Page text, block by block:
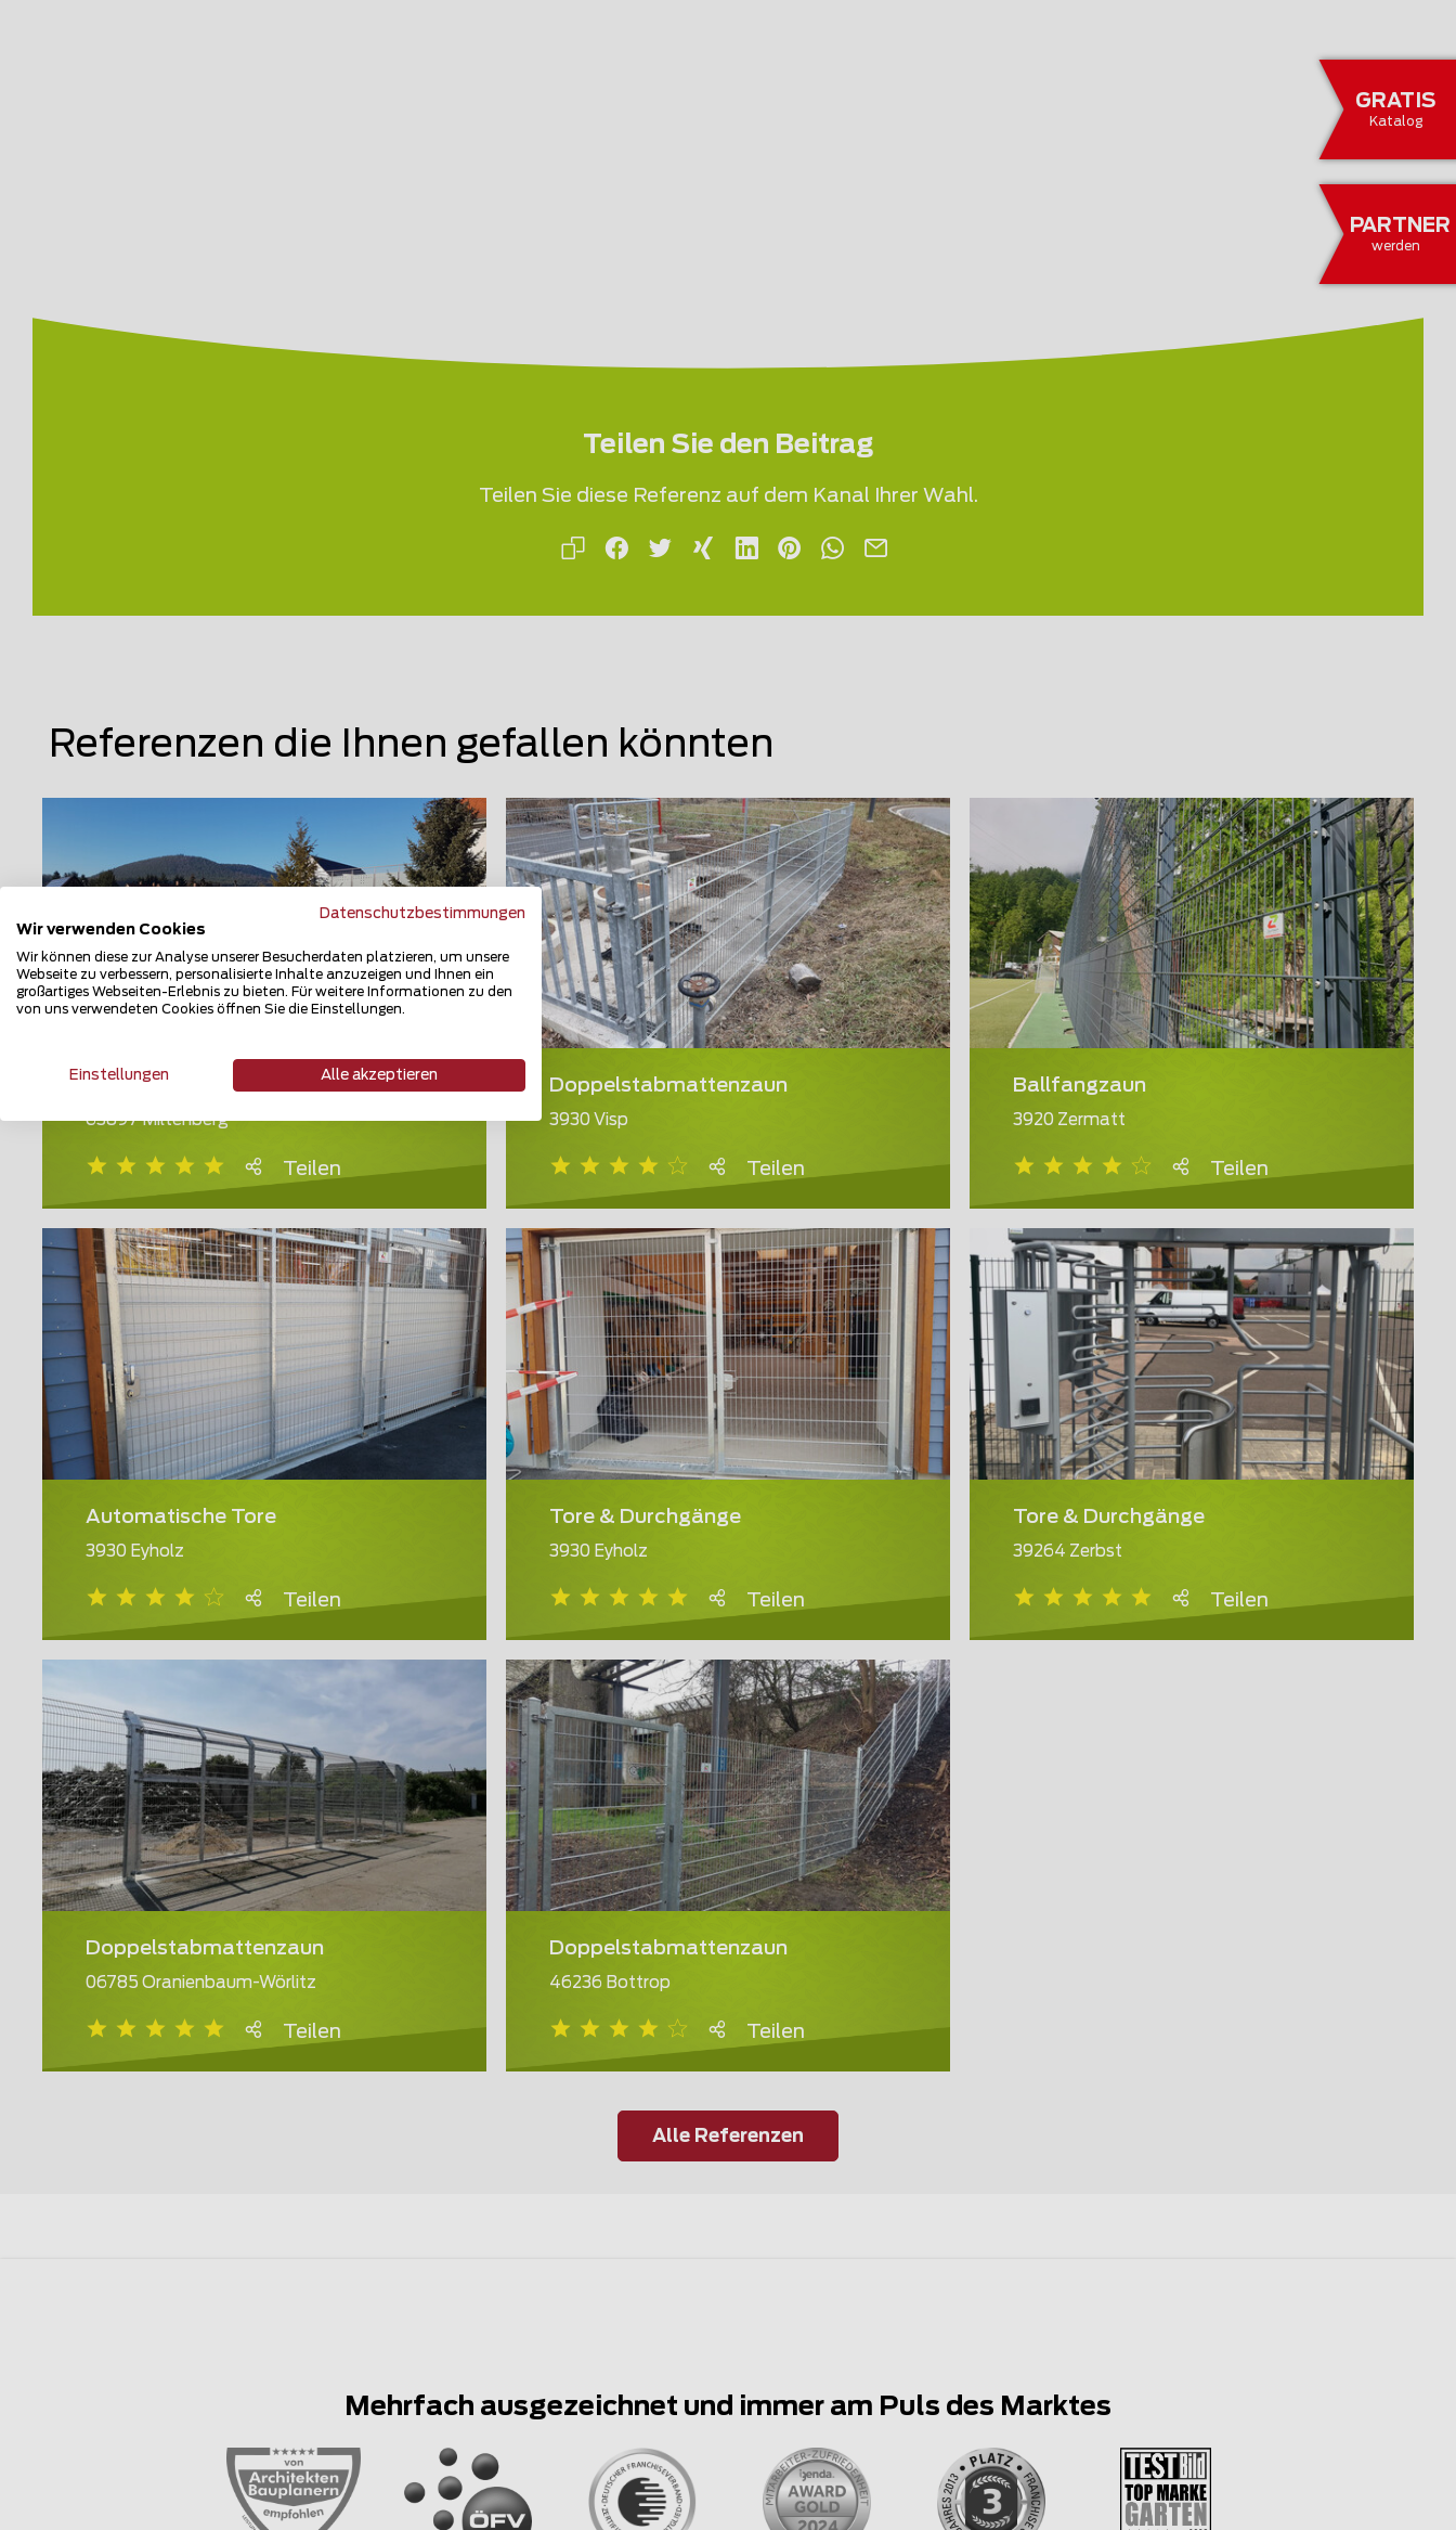
GRATIS
Katalog
PARTNER
werden
Teilen Sie den Beitrag
Teilen Sie diese Referenz auf dem Kanal Ihrer Wahl.
Referenzen die Ihnen gefallen könnten
Gabionen Steinkörbe
63897 Miltenberg
Teilen
Doppelstabmattenzaun
3930 Visp
Teilen
Ballfangzaun
3920 Zermatt
Teilen
Automatische Tore
3930 Eyholz
Teilen
Tore & Durchgänge
3930 Eyholz
Teilen
Tore & Durchgänge
39264 Zerbst
Teilen
Doppelstabmattenzaun
06785 Oranienbaum-Wörlitz
Teilen
Doppelstabmattenzaun
46236 Bottrop
Teilen
Alle Referenzen
Mehrfach ausgezeichnet und immer am Puls des Marktes
Datenschutzbestimmungen
Wir verwenden Cookies
Wir können diese zur Analyse unserer Besucherdaten platzieren, um unsere
Webseite zu verbessern, personalisierte Inhalte anzuzeigen und Ihnen ein
großartiges Webseiten-Erlebnis zu bieten. Für weitere Informationen zu den
von uns verwendeten Cookies öffnen Sie die Einstellungen.
Einstellungen Alle akzeptieren